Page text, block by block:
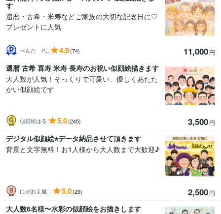
す
還暦・古希・米寿などご家族の大切な記念日に♡
プレゼントに人気
ぺんた P... 4.9(74) 11,000円
還暦 古希 喜寿 米寿 長寿のお祝い似顔絵描きます
大人数が人気！そっくりで可愛い、優しくあたた
かい似顔絵です
似顔絵はる 5.0(245) 3,500円
デジタル似顔絵⭐︎データ納品させて頂きます
背景と文字無料！お1人様から大人数まで大歓迎♪
にがおえ屋... 5.0(29) 2,500円
大人数6名様〜水彩の似顔絵をお描きします